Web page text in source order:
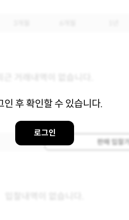
인 후 확인할 수 있습니다.
로그인
판매 입찰가